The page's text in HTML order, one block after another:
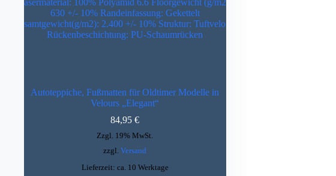
Autoteppiche, Fußmatten für Oldtimer Modelle in
Velours „Elegant“
84,95€
Zzgl. 19% MwSt.
zzgl.Versand
Lieferzeit: ca. 10 Werktage